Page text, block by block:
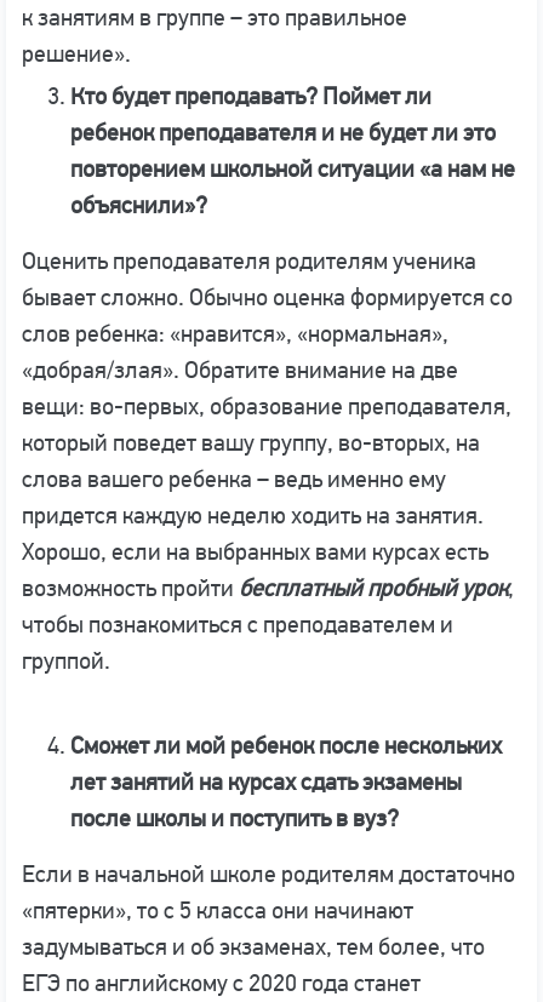
к занятиям в группе – это правильное
решение».
Кто будет преподавать? Поймет ли
ребенок преподавателя и не будет ли это
повторением школьной ситуации «а нам не
объяснили»?
Оценить преподавателя родителям ученика
бывает сложно. Обычно оценка формируется со
слов ребенка: «нравится», «нормальная»,
«добрая/злая». Обратите внимание на две
вещи: во-первых, образование преподавателя,
который поведет вашу группу, во-вторых, на
слова вашего ребенка – ведь именно ему
придется каждую неделю ходить на занятия.
Хорошо, если на выбранных вами курсах есть
возможность пройти бесплатный пробный урок,
чтобы познакомиться с преподавателем и
группой.
Сможет ли мой ребенок после нескольких
лет занятий на курсах сдать экзамены
после школы и поступить в вуз?
Если в начальной школе родителям достаточно
«пятерки», то с 5 класса они начинают
задумываться и об экзаменах, тем более, что
ЕГЭ по английскому с 2020 года станет